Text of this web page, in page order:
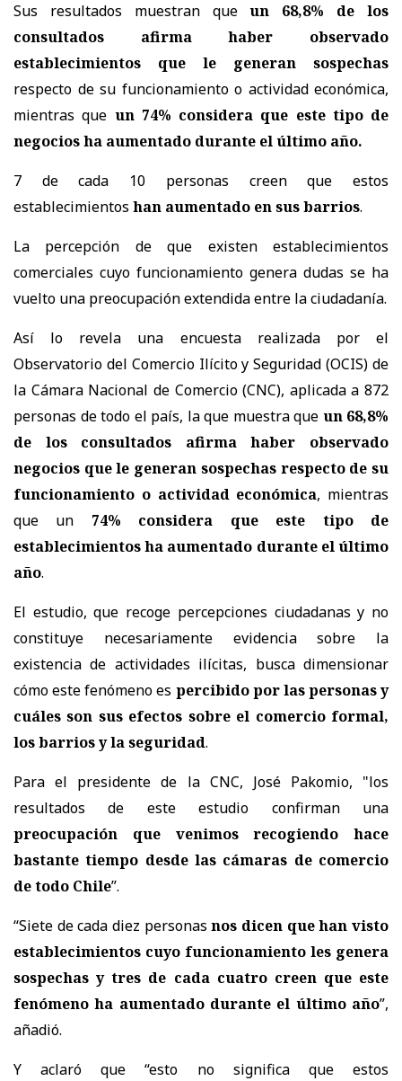
Sus resultados muestran queun 68,8% de los
consultados afirma haber observado
establecimientos que le generan sospechas
respecto de su funcionamiento o actividad económica,
mientras que un 74% considera que este tipo de
negocios ha aumentado durante el último año.
7 de cada 10 personas creen que estos
establecimientos han aumentado en sus barrios.
La percepción de que existen establecimientos
comerciales cuyo funcionamiento genera dudas se ha
vuelto una preocupación extendida entre la ciudadanía.
Así lo revela una encuesta realizada por el
Observatorio del Comercio Ilícito y Seguridad (OCIS) de
la Cámara Nacional de Comercio (CNC), aplicada a 872
personas de todo el país, la que muestra que un 68,8%
de los consultados afirma haber observado
negocios que le generan sospechas respecto de su
funcionamiento o actividad económica, mientras
que un 74% considera que este tipo de
establecimientos ha aumentado durante el último
año.
El estudio, que recoge percepciones ciudadanas y no
constituye necesariamente evidencia sobre la
existencia de actividades ilícitas, busca dimensionar
cómo este fenómeno es percibido por las personas y
cuáles son sus efectos sobre el comercio formal,
los barrios y la seguridad.
Para el presidente de la CNC, José Pakomio, "los
resultados de este estudio confirman una
preocupación que venimos recogiendo hace
bastante tiempo desde las cámaras de comercio
de todo Chile”.
“Siete de cada diez personasnos dicen que han visto
establecimientos cuyo funcionamiento les genera
sospechas y tres de cada cuatro creen que este
fenómeno ha aumentado durante el último año”,
añadió.
Y aclaró que “esto no significa que estos